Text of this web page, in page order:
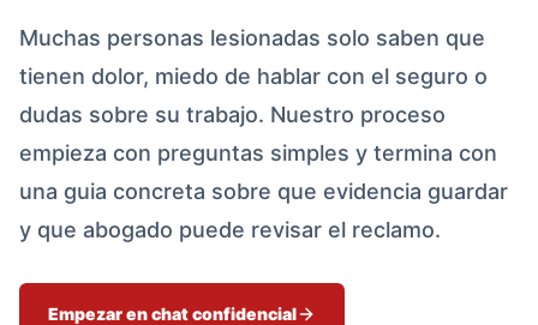
Muchas personas lesionadas solo saben que
tienen dolor, miedo de hablar con el seguro o
dudas sobre su trabajo. Nuestro proceso
empieza con preguntas simples y termina con
una guia concreta sobre que evidencia guardar
y que abogado puede revisar el reclamo.
Empezar en chat confidencial